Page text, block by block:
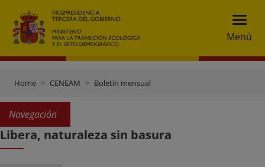
Menú
Home CENEAM Boletín mensual
Navegación
Libera, naturaleza sin basura